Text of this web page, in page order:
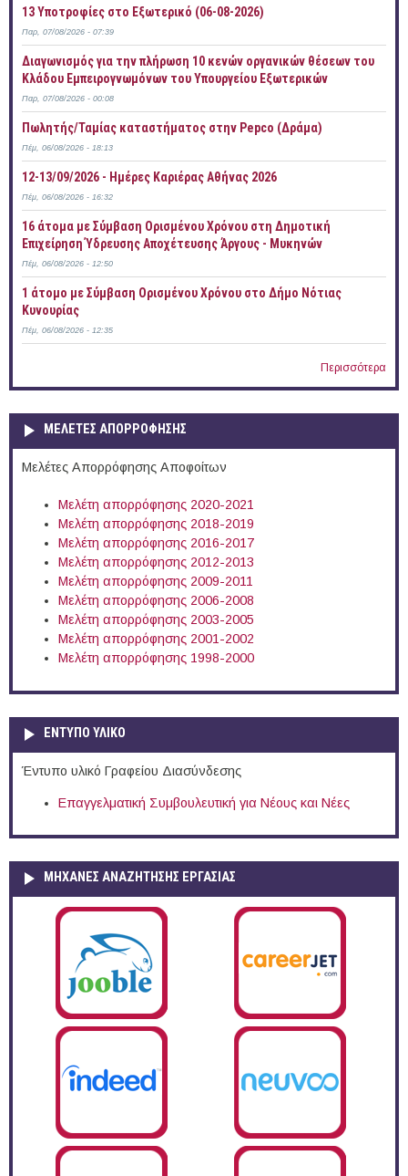
13 Υποτροφίες στο Εξωτερικό (06-08-2026)
Παρ, 07/08/2026 - 07:39
Διαγωνισμός για την πλήρωση 10 κενών οργανικών θέσεων του
Κλάδου Εμπειρογνωμόνων του Υπουργείου Εξωτερικών
Παρ, 07/08/2026 - 00:08
Πωλητής/Ταμίας καταστήματος στην Pepco (Δράμα)
Πέμ, 06/08/2026 - 18:13
12-13/09/2026 - Ημέρες Καριέρας Αθήνας 2026
Πέμ, 06/08/2026 - 16:32
16 άτομα με Σύμβαση Ορισμένου Χρόνου στη Δημοτική
Επιχείρηση Ύδρευσης Αποχέτευσης Άργους - Μυκηνών
Πέμ, 06/08/2026 - 12:50
1 άτομο με Σύμβαση Ορισμένου Χρόνου στο Δήμο Νότιας
Κυνουρίας
Πέμ, 06/08/2026 - 12:35
Περισσότερα
ΜΕΛΕΤΕΣ ΑΠΟΡΡΟΦΗΣΗΣ
Μελέτες Απορρόφησης Αποφοίτων
Μελέτη απορρόφησης 2020-2021
Μελέτη απορρόφησης 2018-2019
Μελέτη απορρόφησης 2016-2017
Μελέτη απορρόφησης 2012-2013
Μελέτη απορρόφησης 2009-2011
Μελέτη απορρόφησης 2006-2008
Μελέτη απορρόφησης 2003-2005
Μελέτη απορρόφησης 2001-2002
Μελέτη απορρόφησης 1998-2000
ΕΝΤΥΠΟ ΥΛΙΚΟ
Έντυπο υλικό Γραφείου Διασύνδεσης
Επαγγελματική Συμβουλευτική για Νέους και Νέες
ΜΗΧΑΝΕΣ ΑΝΑΖΗΤΗΣΗΣ ΕΡΓΑΣΙΑΣ